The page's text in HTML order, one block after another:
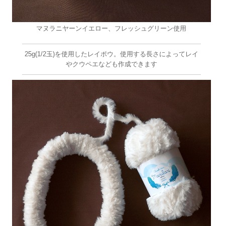
マヌラニヤーンイエロー、フレッシュグリーン使用
25g(1/2玉)を使用したレイポウ。使用する長さによってレイ
やクウペエなども作成できます